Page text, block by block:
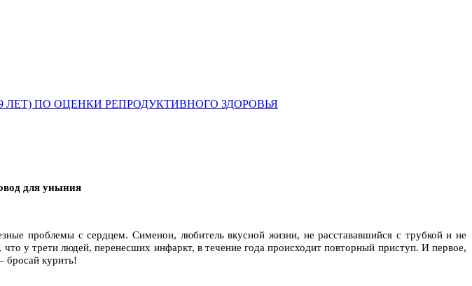
ЛЕТ) ПО ОЦЕНКИ РЕПРОДУКТИВНОГО ЗДОРОВЬЯ
для уныния
проблемы с сердцем. Сименон, любитель вкусной жизни, не расстававшийся с трубкой и не
у трети людей, перенесших инфаркт, в течение года происходит повторный приступ. И первое,
бросай курить!